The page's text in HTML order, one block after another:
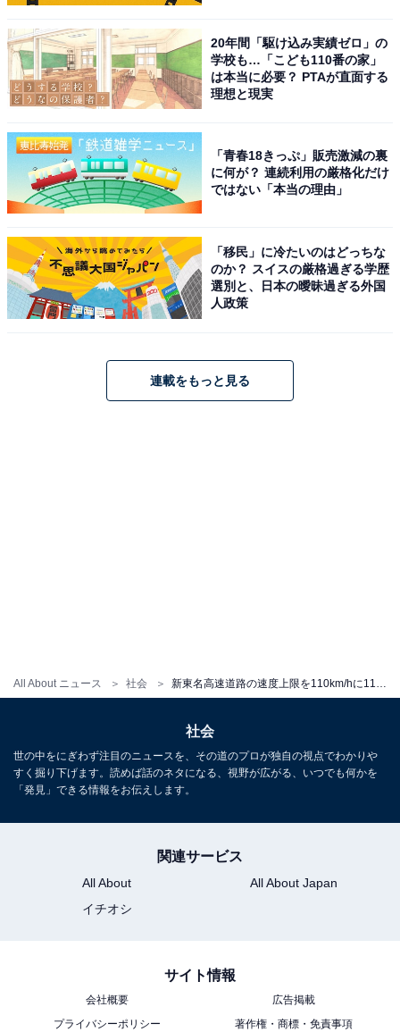
All About ニュース 社会
20年間「駆け込み実績ゼロ」の
学校も…「こども110番の家」
は本当に必要？ PTAが直面する
理想と現実
「青春18きっぷ」販売激減の裏
に何が？ 連続利用の厳格化だけ
ではない「本当の理由」
「移民」に冷たいのはどっちな
のか？ スイスの厳格過ぎる学歴
選別と、日本の曖昧過ぎる外国
人政策
連載をもっと見る
社会
世の中をにぎわず注目のニュースを、その道のプロが独自の視点でわかりや
すく掘り下げます。読めば話のネタになる、視野が広がる、いつでも何かを
「発見」できる情報をお伝えします。
関連サービス
All About
All About Japan
イチオシ
サイト情報
会社概要
広告掲載
プライバシーポリシー
著作権・商標・免責事項